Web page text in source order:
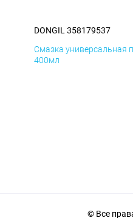
DONGIL 358179537
Смазка универсальная
400мл
© Все